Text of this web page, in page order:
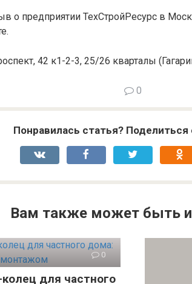
о предприятии ТехСтройРесурс в
42 к1-2-3, 25/26 кварталы
0
Понравилась статья?
Вам также может быть
0
для частного